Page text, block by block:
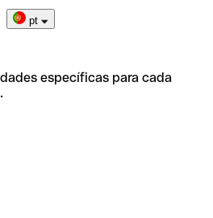
pt
específicas para cada